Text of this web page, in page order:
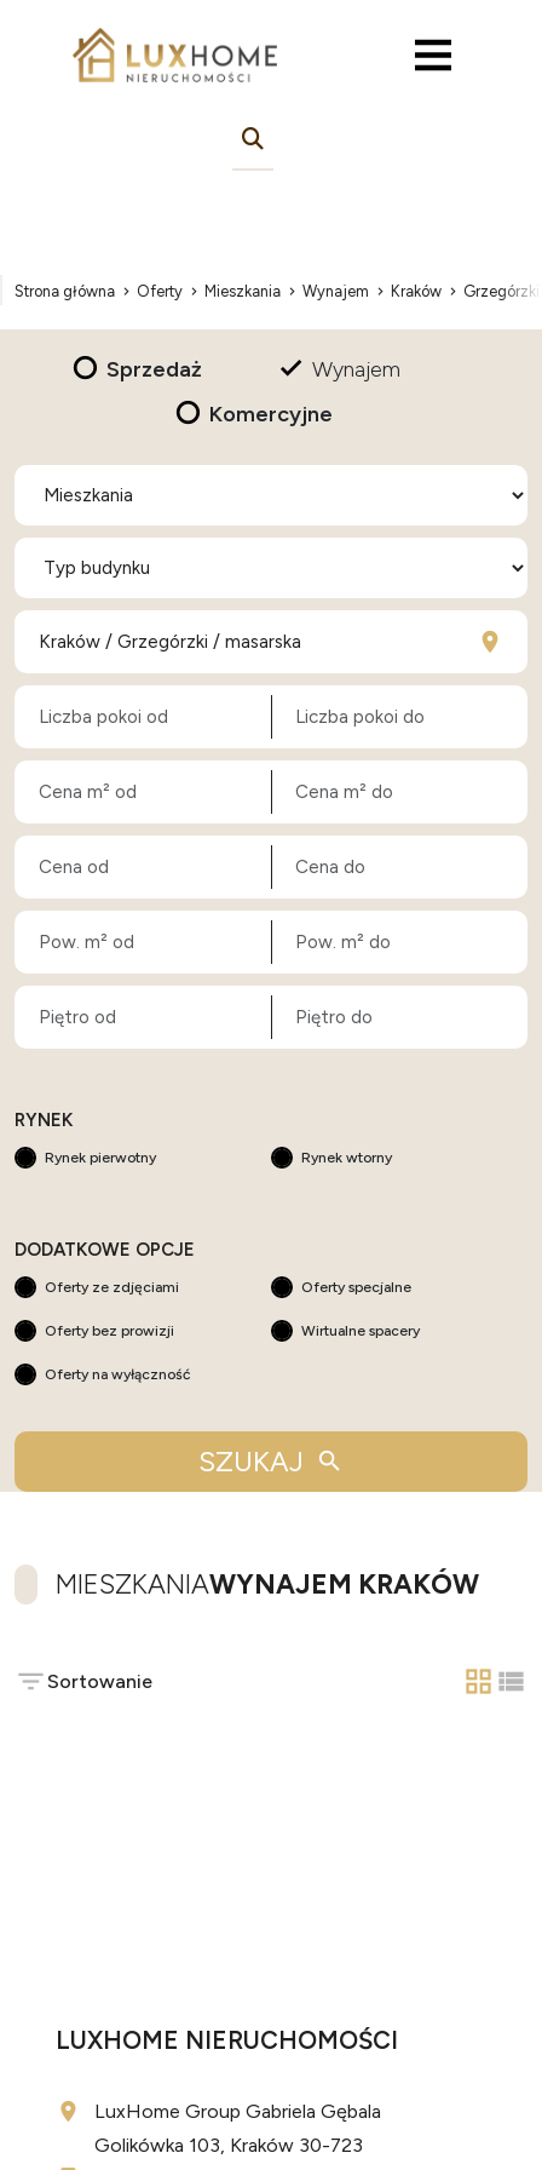
Strona główna Oferty Mieszkania Wynajem Kraków Grzegórzki
Sprzedaż
Wynajem
Komercyjne
RYNEK
Rynek pierwotny Rynek wtorny
DODATKOWE OPCJE
Oferty ze zdjęciami Oferty specjalne
Oferty bez prowizji Wirtualne spacery
Oferty na wyłączność
SZUKAJ
MIESZKANIAWYNAJEM KRAKÓW
Sortowanie
tabela
LUXHOME NIERUCHOMOŚCI
LuxHome Group Gabriela Gębala
Golikówka 103, Kraków 30-723